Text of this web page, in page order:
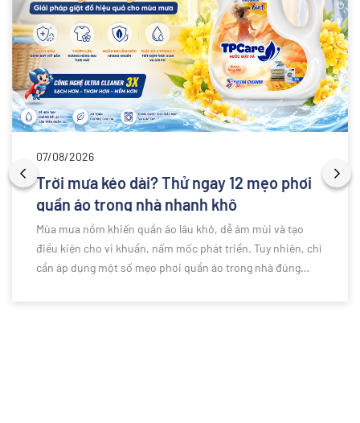
07/08/2026
Trời mưa kéo dài? Thử ngay 12 mẹo phơi
quần áo trong nhà nhanh khô
Mùa mưa nồm khiến quần áo lâu khô, dễ ám mùi và tạo
điều kiện cho vi khuẩn, nấm mốc phát triển. Tuy nhiên, chỉ
cần áp dụng một số mẹo phơi quần áo trong nhà đúng